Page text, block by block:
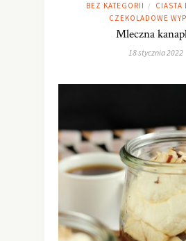
BEZ KATEGORII / CIASTA
CZEKOLADOWE
Mleczna
18 stycznia 2022